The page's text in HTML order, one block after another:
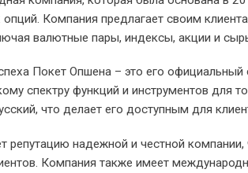
Компания предлагает своим
валютные пары, индексы, акции и
Покет Опшена – это его официальный
спектру функций и инструментов для
что делает его доступным для
репутацию надежной и честной
Компания также имеет